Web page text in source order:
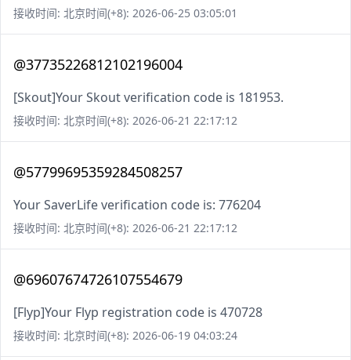
接收时间: 北京时间(+8): 2026-06-25 03:05:01
@37735226812102196004
[Skout]Your Skout verification code is 181953.
接收时间: 北京时间(+8): 2026-06-21 22:17:12
@57799695359284508257
Your SaverLife verification code is: 776204
接收时间: 北京时间(+8): 2026-06-21 22:17:12
@69607674726107554679
[Flyp]Your Flyp registration code is 470728
接收时间: 北京时间(+8): 2026-06-19 04:03:24